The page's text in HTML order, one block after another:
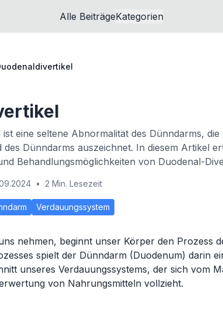
Alle BeiträgeKategorien
eine seltene Abnormalität des Dünndarms,
des Dünndarms auszeichnet. In diesem Artikel
Behandlungsmöglichkeiten von Duodenal-
• 2 Min. Lesezeit
Verdauungssystem
nehmen, beginnt unser Körper den Prozess
spielt der Dünndarm (Duodenum) darin
unseres Verdauungssystems, der sich vom
von Nahrungsmitteln vollzieht.